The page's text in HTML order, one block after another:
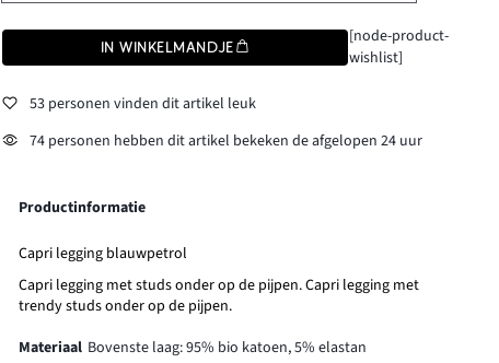
IN WINKELMANDJE
[node-product-
wishlist]
53 personen vinden dit artikel leuk
74 personen hebben dit artikel bekeken de afgelopen 24 uur
Productinformatie
Capri legging blauwpetrol
Capri legging met studs onder op de pijpen. Capri legging met
trendy studs onder op de pijpen.
Materiaal Bovenste laag: 95% bio katoen, 5% elastan